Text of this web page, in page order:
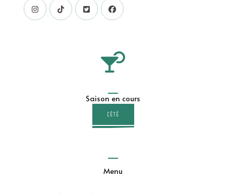
Saison en cours
L'ÉTÉ
Menu